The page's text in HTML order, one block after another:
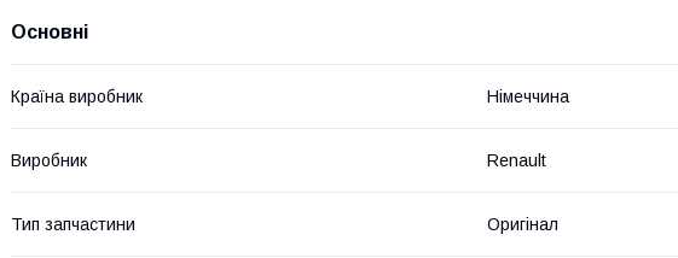
Основні
Країна виробник Німеччина
Виробник Renault
Тип запчастини Оригінал